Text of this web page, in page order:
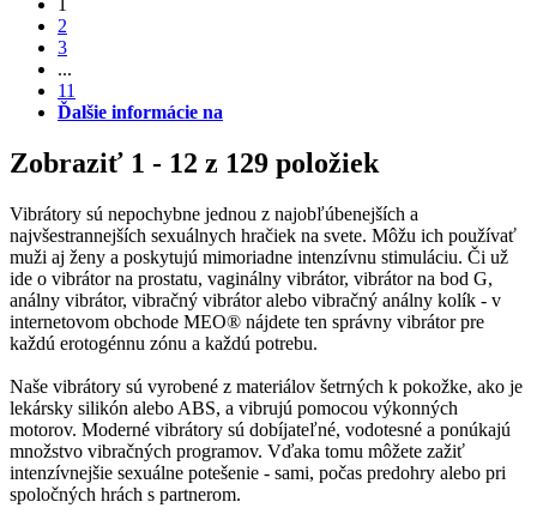
1
2
3
...
11
Ďalšie informácie na
Zobraziť 1 - 12 z 129 položiek
Vibrátory sú nepochybne jednou z najobľúbenejších a
najvšestrannejších sexuálnych hračiek na svete. Môžu ich používať
muži aj ženy a poskytujú mimoriadne intenzívnu stimuláciu. Či už
ide o vibrátor na prostatu, vaginálny vibrátor, vibrátor na bod G,
análny vibrátor, vibračný vibrátor alebo vibračný análny kolík - v
internetovom obchode MEO® nájdete ten správny vibrátor pre
každú erotogénnu zónu a každú potrebu.
Naše vibrátory sú vyrobené z materiálov šetrných k pokožke, ako je
lekársky silikón alebo ABS, a vibrujú pomocou výkonných
motorov. Moderné vibrátory sú dobíjateľné, vodotesné a ponúkajú
množstvo vibračných programov. Vďaka tomu môžete zažiť
intenzívnejšie sexuálne potešenie - sami, počas predohry alebo pri
spoločných hrách s partnerom.